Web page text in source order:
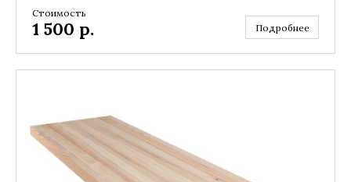
Стоимость
1 500 р. Подробнее